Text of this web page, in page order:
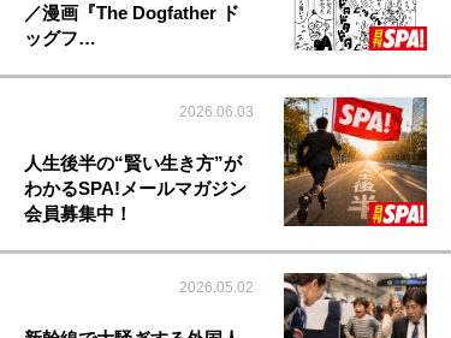
／漫画『The Dogfather ド
ッグフ…
2026.06.03
人生後半の“賢い生き方”が
わかるSPA!メールマガジン
会員募集中！
2026.05.02